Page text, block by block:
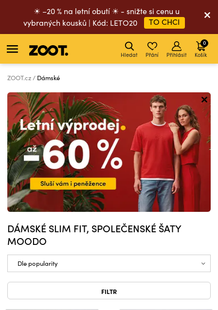
☀ –20 % na letní obutí ☀ - snižte si cenu u
vybraných kousků | Kód: LETO20
TO CHCI
Hledat Přání Přihlásit Košík
0
ZOOT.cz Dámské
DÁMSKÉ SLIM FIT, SPOLEČENSKÉ ŠATY
MOODO
FILTR